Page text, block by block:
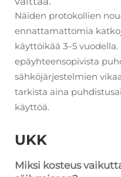
Näiden protokollien
ennattamattomia
käyttöikää 3–5
epäyhteensopivista
sähköjärjestelmien
tarkista aina
käyttöä.
UKK
Miksi kosteus